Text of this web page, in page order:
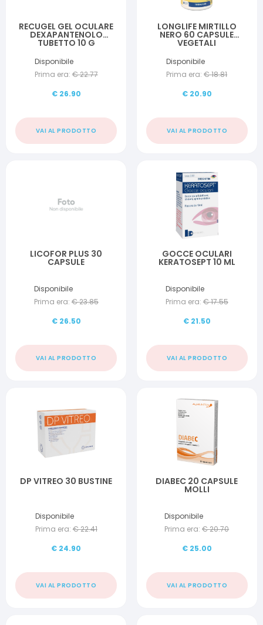
RECUGEL GEL OCULARE
DEXAPANTENOLO
TUBETTO 10 G
Disponibile
Prima era: €22.77
€ 26.90
VAI AL PRODOTTO
LONGLIFE MIRTILLO
NERO 60 CAPSULE
VEGETALI
Disponibile
Prima era: €18.81
€ 20.90
VAI AL PRODOTTO
LICOFOR PLUS 30
CAPSULE
Disponibile
Prima era: €23.85
€ 26.50
VAI AL PRODOTTO
GOCCE OCULARI
KERATOSEPT 10 ML
Disponibile
Prima era: €17.55
€ 21.50
VAI AL PRODOTTO
DP VITREO 30 BUSTINE
Disponibile
Prima era: €22.41
€ 24.90
VAI AL PRODOTTO
DIABEC 20 CAPSULE
MOLLI
Disponibile
Prima era: €20.70
€ 25.00
VAI AL PRODOTTO